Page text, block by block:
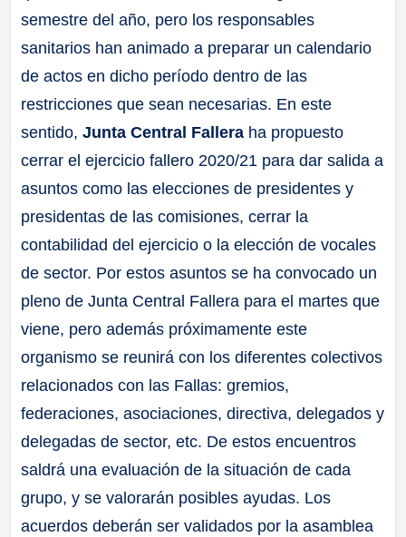
semestre del año, pero los responsables
sanitarios han animado a preparar un calendario
de actos en dicho período dentro de las
restricciones que sean necesarias. En este
sentido,Junta Central Fallera ha propuesto
cerrar el ejercicio fallero 2020/21 para dar salida a
asuntos como las elecciones de presidentes y
presidentas de las comisiones, cerrar la
contabilidad del ejercicio o la elección de vocales
de sector. Por estos asuntos se ha convocado un
pleno de Junta Central Fallera para el martes que
viene, pero además próximamente este
organismo se reunirá con los diferentes colectivos
relacionados con las Fallas: gremios,
federaciones, asociaciones, directiva, delegados y
delegadas de sector, etc. De estos encuentros
saldrá una evaluación de la situación de cada
grupo, y se valorarán posibles ayudas. Los
acuerdos deberán ser validados por la asamblea